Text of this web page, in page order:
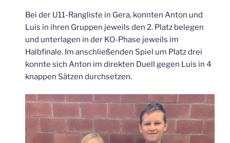
Bei der U11-Rangliste in Gera, konnten Anton und
Luis in ihren Gruppen jeweils den 2. Platz belegen
und unterlagen in der KO-Phase jeweils im
Halbfinale. Im anschließenden Spiel um Platz drei
konnte sich Anton im direkten Duell gegen Luis in 4
knappen Sätzen durchsetzen.